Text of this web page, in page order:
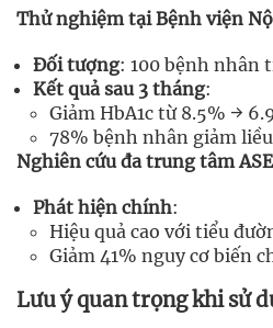
Thử nghiệm tại Bệnh viện
Đối tượng: 100 bệnh nhân
Kết quả sau 3 tháng:
Giảm HbA1c từ 8.5% →
78% bệnh nhân giảm
Nghiên cứu đa trung tâm
Phát hiện chính:
Hiệu quả cao với tiểu
Giảm 41% nguy cơ biến
Lưu ý quan trọng khi sử